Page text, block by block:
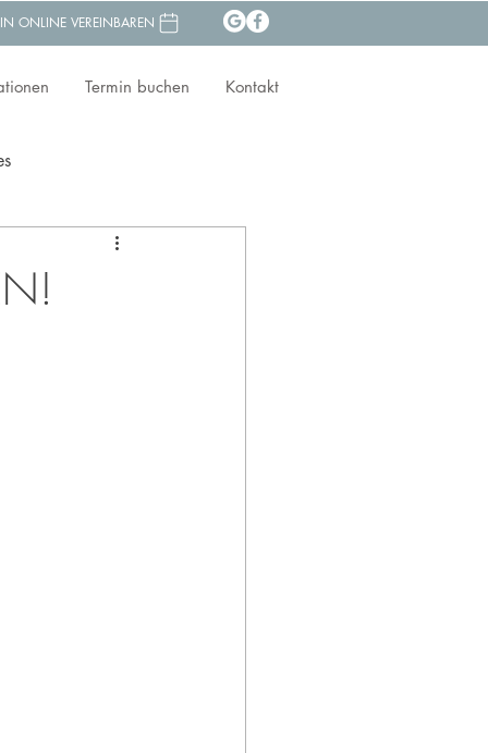
ONLINE VEREINBAREN
Termin buchen Kontakt